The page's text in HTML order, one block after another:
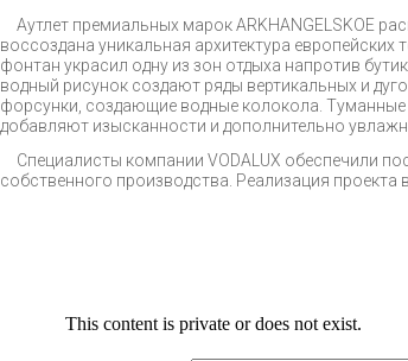
Аутлет премиальных марок ARKHANGELSKOE
воссоздана уникальная архитектура
фонтан украсил одну из зон отдыха напротив
водный рисунок создают ряды вертикальных и
форсунки, создающие водные колокола.
добавляют изысканности и дополнительно
Специалисты компании VODALUX обеспечили
собственного производства. Реализация